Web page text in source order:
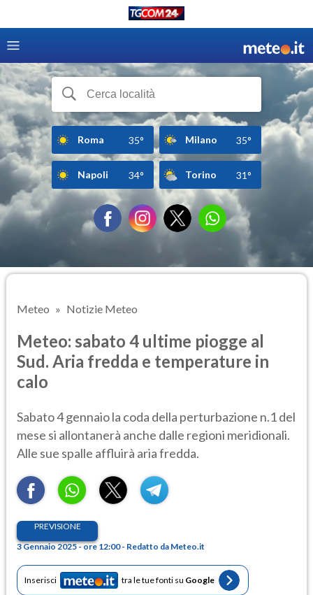
Roma 35° Milano 35°
Napoli 34° Torino 31°
Meteo Notizie Meteo
Meteo: sabato 4 ultime piogge al
Sud. Aria fredda e temperature in
calo
Sabato 4 gennaio la coda della perturbazione n.1 del
mese si allontanerà anche dalle regioni meridionali.
Alle sue spalle affluirà aria fredda.
PREVISIONE
3 Gennaio 2025 - ore 12:00 - Redatto da Meteo.it
Inserisci tra le tue fonti su Google